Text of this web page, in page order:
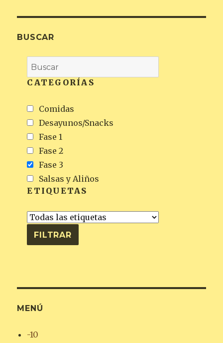
BUSCAR
CATEGORÍAS
Comidas
Desayunos/Snacks
Fase 1
Fase 2
Fase 3
Salsas y Aliños
ETIQUETAS
MENÚ
-10